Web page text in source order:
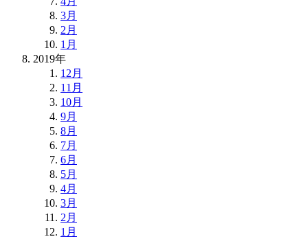
3月
2月
1月
2019年
12月
11月
10月
9月
8月
7月
6月
5月
4月
3月
2月
1月